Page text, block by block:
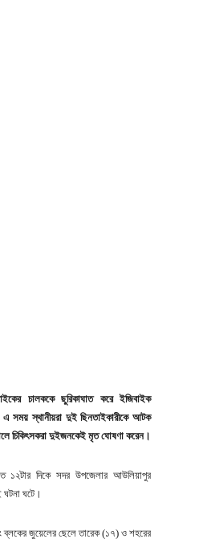
চালককে ছুরিকাঘাত করে ইজিবাইক
এ সময় স্থানীয়রা দুই ছিনতাইকারীকে আটক
চিকিৎসকরা দুইজনকেই মৃত ঘোষণা করেন।
১২টার দিকে সদর উপজেলার আউলিয়াপুর
ঘটে।
ব্লকের জুয়েলের ছেলে তারেক (১৭) ও শহরের